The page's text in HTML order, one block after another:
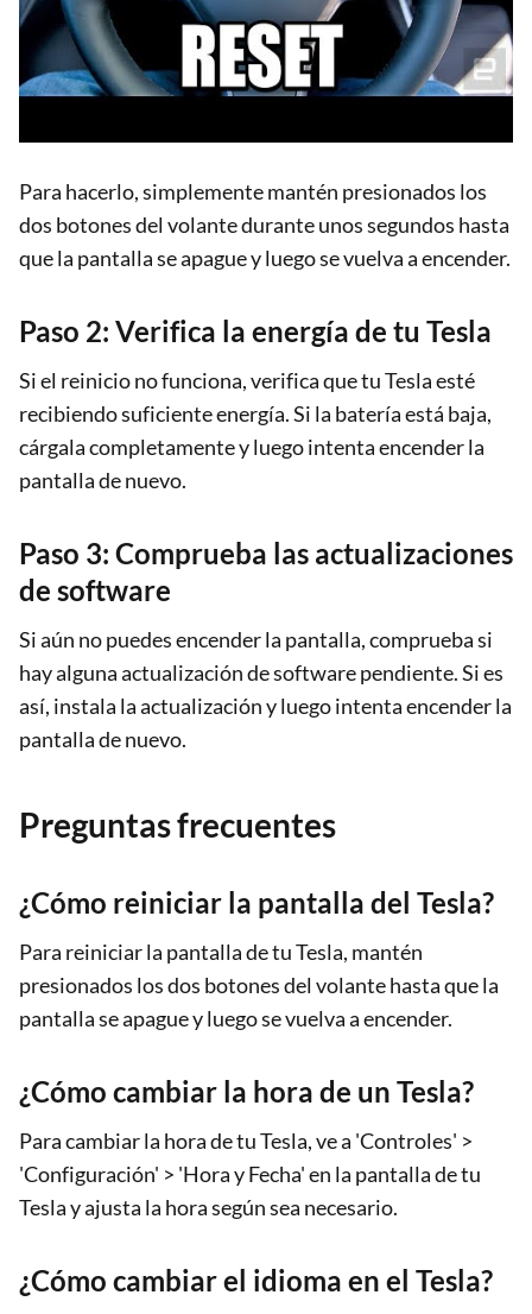
Para hacerlo, simplemente mantén presionados los
dos botones del volante durante unos segundos hasta
que la pantalla se apague y luego se vuelva a encender.
Paso 2: Verifica la energía de tu Tesla
Si el reinicio no funciona, verifica que tu Tesla esté
recibiendo suficiente energía. Si la batería está baja,
cárgala completamente y luego intenta encender la
pantalla de nuevo.
Paso 3: Comprueba las actualizaciones
de software
Si aún no puedes encender la pantalla, comprueba si
hay alguna actualización de software pendiente. Si es
así, instala la actualización y luego intenta encender la
pantalla de nuevo.
Preguntas frecuentes
¿Cómo reiniciar la pantalla del Tesla?
Para reiniciar la pantalla de tu Tesla, mantén
presionados los dos botones del volante hasta que la
pantalla se apague y luego se vuelva a encender.
¿Cómo cambiar la hora de un Tesla?
Para cambiar la hora de tu Tesla, ve a 'Controles' >
'Configuración' > 'Hora y Fecha' en la pantalla de tu
Tesla y ajusta la hora según sea necesario.
¿Cómo cambiar el idioma en el Tesla?